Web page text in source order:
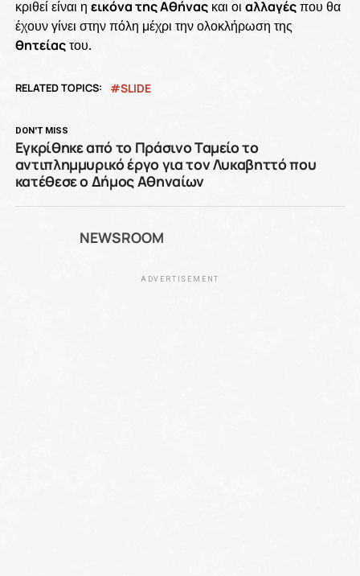
κριθεί είναι η εικόνα της Αθήναςκαι οι αλλαγέςπου θα
έχουν γίνει στην πόλη μέχρι την ολοκλήρωση της
θητείαςτου.
RELATED TOPICS: SLIDE
DON'T MISS
Εγκρίθηκε από το Πράσινο Ταμείο το
αντιπλημμυρικό έργο για τον Λυκαβηττό που
κατέθεσε ο Δήμος Αθηναίων
NEWSROOM
ADVERTISEMENT